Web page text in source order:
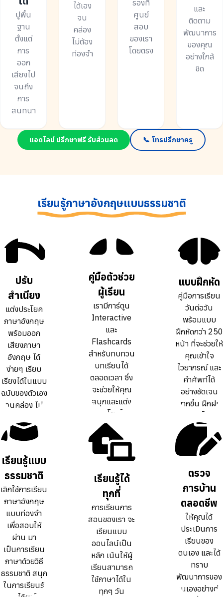
ปูพื้น
ฐาน
ตั้งแต่
การ
ออก
เสียงไป
จนถึง
การ
สนทนา
ได้เอง
จน
คล่อง
ไม่ต้อง
ท่องจำ
รองที่
ศูนย์
สอบ
ของเรา
โดยตรง
และ
ติดตาม
พัฒนาการ
ของคุณ
อย่างใกล้
ชิด
แอดไลน์ ปรึกษาฟรี รับส่วนลด 📞 โทรปรึกษาครู
เรียนรู้ภาษาอังกฤษแบบธรรมชาติ
ปรับ
สำเนียง
แต่งประโยค
ภาษาอังกฤษ
พร้อมออก
เสียงภาษา
อังกฤษ ได้
ง่ายๆ เรียบ
เรียงได้ในแบบ
ฉบับของตัวเอง
จนคล่อง ไม่
เนียงเป๊ะ
ปรับ
สำเนียง
แต่งประโยค
ภาษาอังกฤษ
พร้อมออก
เสียงภาษา
อังกฤษ ได้
ง่ายๆ เรียบ
เรียงได้ในแบบ
ฉบับของตัวเอง
จนคล่อง ไม่
เนียงเป๊ะ
คู่มือตัวช่วย
ผู้เรียน
เรามีการ์ตูน
Interactive
และ
Flashcards
สำหรับทบทวน
บทเรียนได้
ตลอดเวลา ซึ่ง
จะช่วยให้คุณ
สนุกและแต่ง
ประโยคได้
คล่องขึ้นกว่า
การเรียน
ธรรมดา 10
เท่า
คู่มือตัวช่วย
ผู้เรียน
เรามีการ์ตูน
Interactive
และ
Flashcards
สำหรับทบทวน
บทเรียนได้
ตลอดเวลา ซึ่ง
จะช่วยให้คุณ
สนุกและแต่ง
ประโยคได้
คล่องขึ้นกว่า
การเรียน
ธรรมดา 10
เท่า
แบบฝึกหัด
คู่มือการเรียน
วันต่อวัน
พร้อมแบบ
ฝึกหัดกว่า 250
หน้า ที่จะช่วยให้
คุณเข้าใจ
ไวยากรณ์ และ
คำศัพท์ได้
อย่างชัดเจน
มากขึ้น ฝึกฝน
ที่
แบบฝึกหัด
คู่มือการเรียน
วันต่อวัน
พร้อมแบบ
ฝึกหัดกว่า 250
หน้า ที่จะช่วยให้
คุณเข้าใจ
ไวยากรณ์ และ
คำศัพท์ได้
อย่างชัดเจน
มากขึ้น ฝึกฝน
ที่
เรียนรู้แบบ
ธรรมชาติ
เลิกใช้การเรียน
ภาษาอังกฤษ
แบบท่องจำ
เพื่อสอบให้
ผ่าน มา
เป็นการเรียน
ภาษาด้วยวิธี
ธรรมชาติ สนุก
ในการเรียนรู้
และได้ผลใน
เรียนรู้แบบ
ธรรมชาติ
เลิกใช้การเรียน
ภาษาอังกฤษ
แบบท่องจำ
เพื่อสอบให้
ผ่าน มา
เป็นการเรียน
ภาษาด้วยวิธี
ธรรมชาติ สนุก
ในการเรียนรู้
และได้ผลใน
เรียนรู้ได้
ทุกที่
การเรียนการ
สอนของเรา จะ
เรียนแบบ
ออนไลน์เป็น
หลัก เน้นให้ผู้
เรียนสามารถ
ใช้ภาษาได้ใน
ทุกๆ วัน
เรียนรู้ได้
ทุกที่
การเรียนการ
สอนของเรา จะ
เรียนแบบ
ออนไลน์เป็น
หลัก เน้นให้ผู้
เรียนสามารถ
ใช้ภาษาได้ใน
ทุกๆ วัน
ตรวจ
การบ้าน
ตลอดชีพ
ให้คุณได้
ประเมินการ
เรียนของ
ตนเอง และได้
ทราบ
พัฒนาการของ
ตนเองอย่างต่อ
เนื่อง
ตรวจ
การบ้าน
ตลอดชีพ
ให้คุณได้
ประเมินการ
เรียนของ
ตนเอง และได้
ทราบ
พัฒนาการของ
ตนเองอย่างต่อ
เนื่อง